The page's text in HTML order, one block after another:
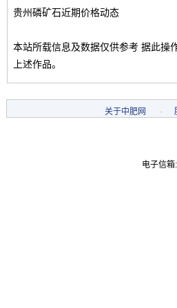
贵州磷矿石近期价格动态
本站所载信息及数据仅供参考 据此操
上述作品。
关于中肥网 -
电子信